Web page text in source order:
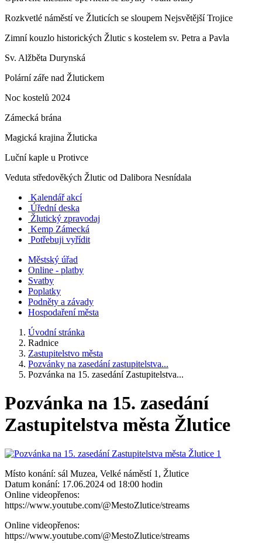
Rozkvetlé náměstí ve Žluticích se sloupem Nejsvětější Trojice
Zimní kouzlo historických Žlutic s kostelem sv. Petra a Pavla
Sv. Alžběta Durynská
Polární záře nad Žlutickem
Noc kostelů 2024
Zámecká brána
Magická krajina Žluticka
Luční kaple u Protivce
Veduta středověkých Žlutic od Dalibora Nesnídala
Kalendář akcí
Úřední deska
Žlutický zpravodaj
Kemp Zámecká
Potřebuji vyřídit
Městský úřad
Online - platby
Svatby
Poplatky
Podněty a závady
Hospodaření města
Úvodní stránka
Radnice
Zastupitelstvo města
Pozvánky na zasedání zastupitelstva...
Pozvánka na 15. zasedání Zastupitelstva...
Pozvánka na 15. zasedání
Zastupitelstva města Žlutice
Místo konání: sál Muzea, Velké náměstí 1, Žlutice
Datum konání: 17.06.2024 od 18:00 hodin
Online videopřenos:
https://www.youtube.com/@MestoZlutice/streams
Online videopřenos:
https://www.youtube.com/@MestoZlutice/streams